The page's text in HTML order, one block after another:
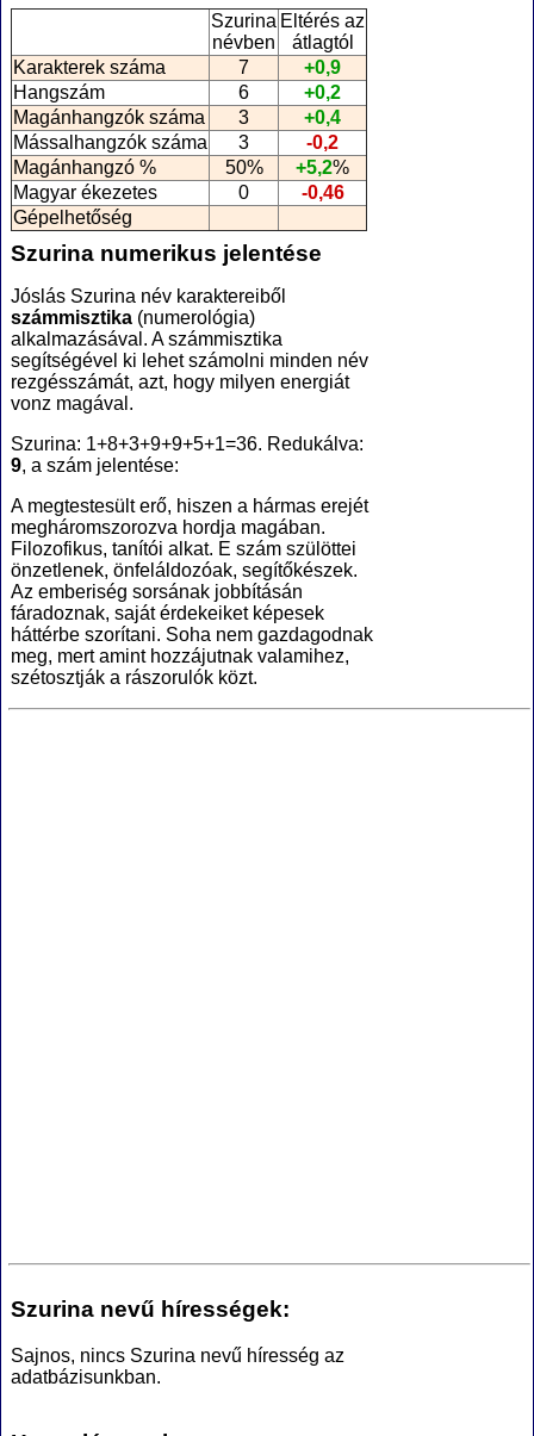
Szurina
névben
Eltérés az
átlagtól
Karakterek száma
7
+0,9
Hangszám
6
+0,2
Magánhangzók száma
3
+0,4
Mássalhangzók száma
3
-0,2
Magánhangzó %
50% +5,2%
Magyar ékezetes
0
-0,46
Gépelhetőség
Szurina numerikus jelentése
Jóslás Szurina név karaktereiből
számmisztika (numerológia)
alkalmazásával. A számmisztika
segítségével ki lehet számolni minden név
rezgésszámát, azt, hogy milyen energiát
vonz magával.
Szurina: 1+8+3+9+9+5+1=36. Redukálva:
9, a szám jelentése:
A megtestesült erő, hiszen a hármas erejét
megháromszorozva hordja magában.
Filozofikus, tanítói alkat. E szám szülöttei
önzetlenek, önfeláldozóak, segítőkészek.
Az emberiség sorsának jobbításán
fáradoznak, saját érdekeiket képesek
háttérbe szorítani. Soha nem gazdagodnak
meg, mert amint hozzájutnak valamihez,
szétosztják a rászorulók közt.
Szurina nevű hírességek:
Sajnos, nincs Szurina nevű híresség az
adatbázisunkban.